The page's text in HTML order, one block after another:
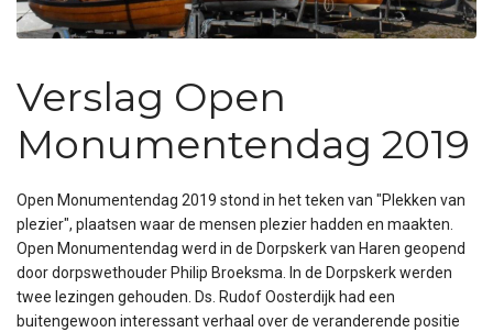
Verslag Open
Monumentendag 2019
Open Monumentendag 2019 stond in het teken van "Plekken van
plezier", plaatsen waar de mensen plezier hadden en maakten.
Open Monumentendag werd in de Dorpskerk van Haren geopend
door dorpswethouder Philip Broeksma. In de Dorpskerk werden
twee lezingen gehouden. Ds. Rudof Oosterdijk had een
buitengewoon interessant verhaal over de veranderende positie